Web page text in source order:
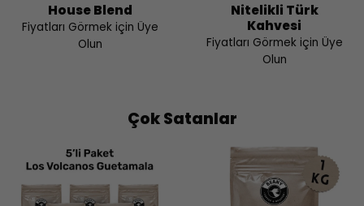
House Blend
Fiyatları Görmek için Üye
Olun
Nitelikli Türk
Kahvesi
Fiyatları Görmek için Üye
Olun
Çok Satanlar